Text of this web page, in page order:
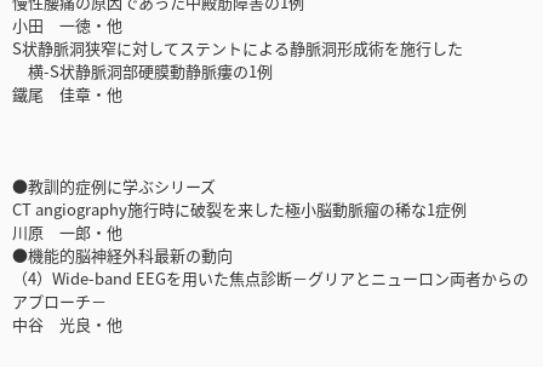
小田 一徳・他
S状静脈洞狭窄に対してステントによる静脈洞形成術を施行した
横-S状静脈洞部硬膜動静脈瘻の1例
鐵尾 佳章・他
●教訓的症例に学ぶシリーズ
CT angiography施行時に破裂を来した極小脳動脈瘤の稀な1症例
川原 一郎・他
●機能的脳神経外科最新の動向
（4）Wide-band EEGを用いた焦点診断－グリアとニューロン両者からの
アプローチ－
中谷 光良・他